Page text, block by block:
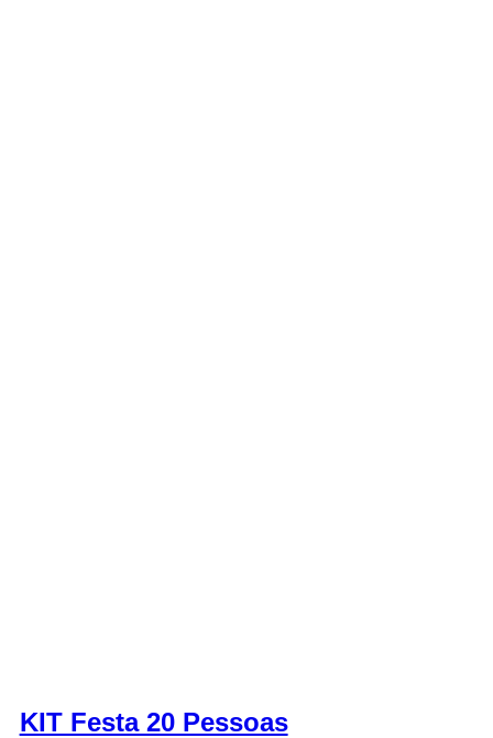
KIT Festa 20 Pessoas